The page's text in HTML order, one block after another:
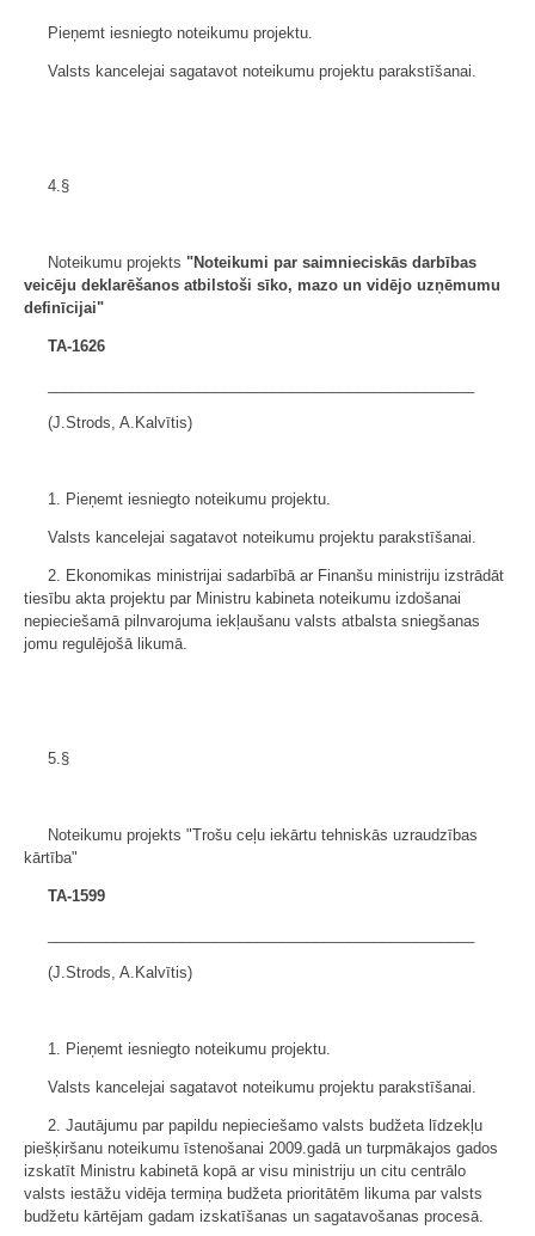
Pieņemt iesniegto noteikumu projektu.
Valsts kancelejai sagatavot noteikumu projektu parakstīšanai.
4.§
Noteikumu projekts "Noteikumi par saimnieciskās darbības
veicēju deklarēšanos atbilstoši sīko, mazo un vidējo uzņēmumu
definīcijai"
TA-1626
(J.Strods, A.Kalvītis)
1. Pieņemt iesniegto noteikumu projektu.
Valsts kancelejai sagatavot noteikumu projektu parakstīšanai.
2. Ekonomikas ministrijai sadarbībā ar Finanšu ministriju izstrādāt
tiesību akta projektu par Ministru kabineta noteikumu izdošanai
nepieciešamā pilnvarojuma iekļaušanu valsts atbalsta sniegšanas
jomu regulējošā likumā.
5.§
Noteikumu projekts "Trošu ceļu iekārtu tehniskās uzraudzības
kārtība"
TA-1599
(J.Strods, A.Kalvītis)
1. Pieņemt iesniegto noteikumu projektu.
Valsts kancelejai sagatavot noteikumu projektu parakstīšanai.
2. Jautājumu par papildu nepieciešamo valsts budžeta līdzekļu
piešķiršanu noteikumu īstenošanai 2009.gadā un turpmākajos gados
izskatīt Ministru kabinetā kopā ar visu ministriju un citu centrālo
valsts iestāžu vidēja termiņa budžeta prioritātēm likuma par valsts
budžetu kārtējam gadam izskatīšanas un sagatavošanas procesā.